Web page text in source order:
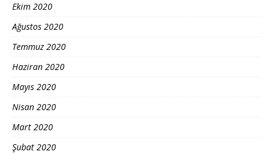
Ekim 2020
Ağustos 2020
Temmuz 2020
Haziran 2020
Mayıs 2020
Nisan 2020
Mart 2020
Şubat 2020